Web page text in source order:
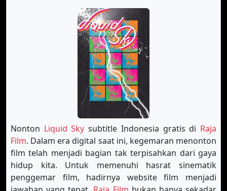
Nonton Liquid Sky subtitle Indonesia gratis di Raja
Film. Dalam era digital saat ini, kegemaran menonton
film telah menjadi bagian tak terpisahkan dari gaya
hidup kita. Untuk memenuhi hasrat sinematik
penggemar film, hadirnya website film menjadi